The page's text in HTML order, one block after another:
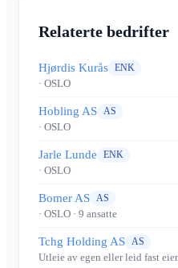
Relaterte bedrifter
Hjørdis Kurås ENK
· OSLO
Hobling AS AS
· OSLO
Jarle Lunde ENK
· OSLO
Bomer AS AS
· OSLO · 9 ansatte
Tchg Holding AS AS
Utleie av egen eller leid fast